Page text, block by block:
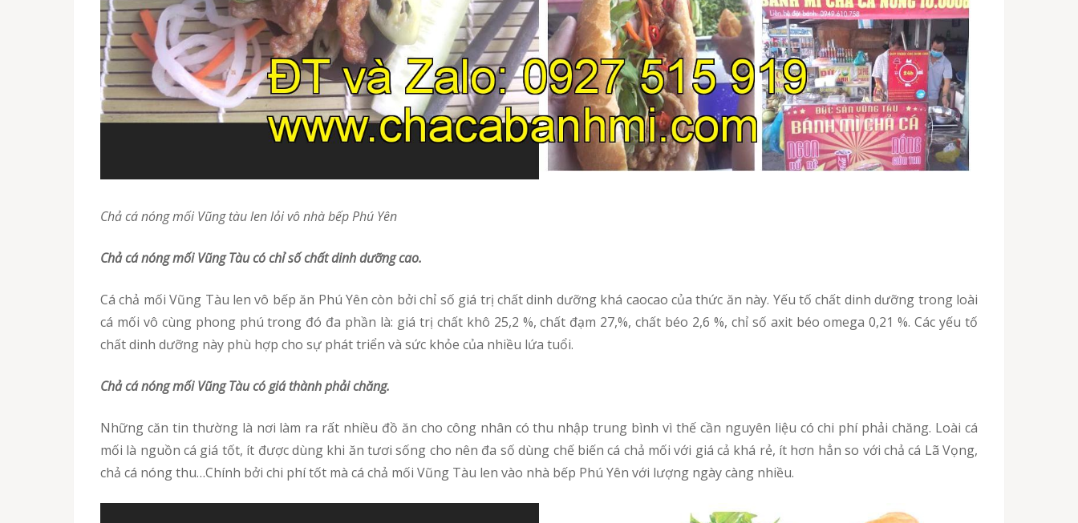
chả cá nóng mối Vũng tàu len lỏi vô nhà bếp Phú Yên
chả cá nóng mối Vũng Tàu có chỉ số chất dinh dưỡng cao.
cá chả mối Vũng Tàu len vô bếp ăn Phú Yên còn bởi chỉ số giá trị chất dinh dưỡng khá caocao của thức ăn này. Yếu tố chất dinh dưỡng trong loài
cá mối vô cùng phong phú trong đó đa phần là: giá trị chất khô 25,2 %, chất đạm 27,%, chất béo 2,6 %, chỉ số axit béo omega 0,21 %. Các yếu tố
chất dinh dưỡng này phù hợp cho sự phát triển và sức khỏe của nhiều lứa tuổi.
chả cá nóng mối Vũng Tàu có giá thành phải chăng.
Những căn tin thường là nơi làm ra rất nhiều đồ ăn cho công nhân có thu nhập trung bình vì thế cần nguyên liệu có chi phí phải chăng. Loài cá
mối là nguồn cá giá tốt, ít được dùng khi ăn tươi sống cho nên đa số dùng chế biến cá chả mối với giá cả khá rẻ, ít hơn hẳn so với chả cá Lã Vọng,
chả cá nóng thu…Chính bởi chi phí tốt mà cá chả mối Vũng Tàu len vào nhà bếp Phú Yên với lượng ngày càng nhiều.